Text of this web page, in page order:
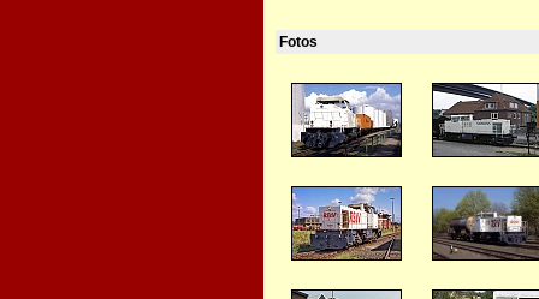
Fotos